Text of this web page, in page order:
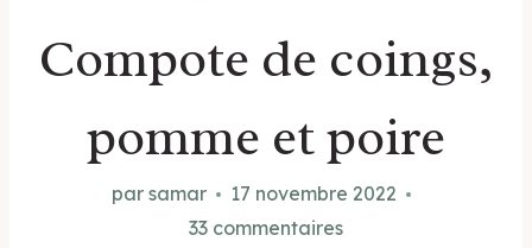
Compote de coings,
pomme et poire
par samar
17 novembre 2022
33 commentaires